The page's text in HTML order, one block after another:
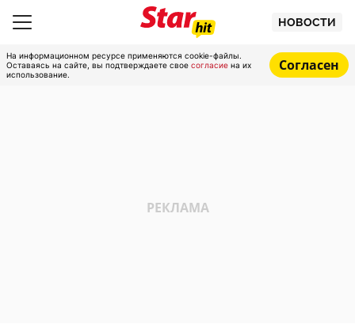
НОВОСТИ
На информационном ресурсе применяются cookie-файлы.
Оставаясь на сайте, вы подтверждаете свое согласие на их
использование.
Согласен